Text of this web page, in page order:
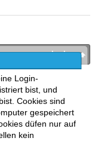
Login-
bist, und
Cookies sind
gespeichert
düfen nur auf
kein
nach oben
GoMobile
addons.